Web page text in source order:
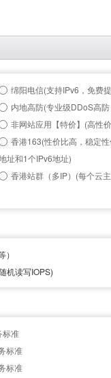
绵阳电信(支持IPv6，免费
内地高防(专业级DDoS高
非网站应用【特价】(高性
香港163(性价比高，稳定
址和1个IPv6地址)
香港站群（多IP）(每个云
机读写IOPS)
标准
标准
标准